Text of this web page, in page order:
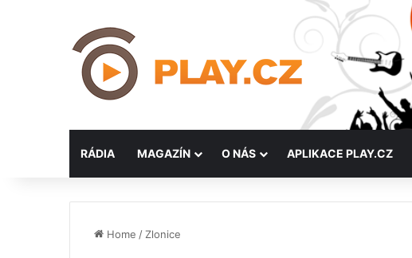
RÁDIA MAGAZÍN O NÁS APLIKACE PLAY.CZ
Home / Zlonice